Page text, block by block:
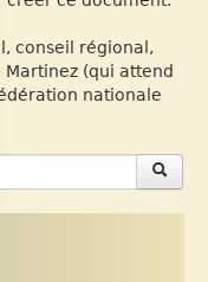
conseil régional,
Martinez (qui attend
nationale